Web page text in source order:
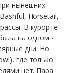
нынешних
Horsetail,
В курорте
на одном -
дни. Но
где только
нет. Пара